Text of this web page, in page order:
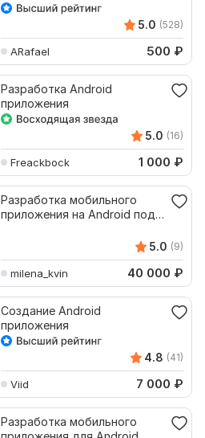
5.0 (528)
ARafael 500 ₽
Разработка Android
приложения
5.0 (16)
Freackbock 1 000 ₽
Разработка мобильного
приложения на Android под
5.0 (9)
milena_kvin 40 000 ₽
Создание Android
приложения
4.8 (41)
Viid 7 000 ₽
Разработка мобильного